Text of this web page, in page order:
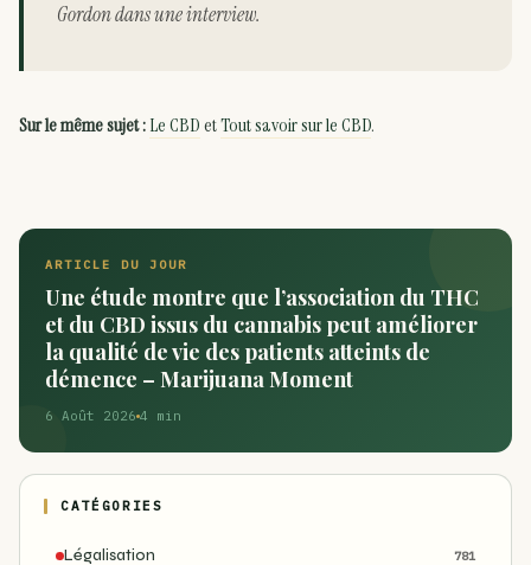
Gordon dans une interview.
Sur le même sujet :Le CBDetTout savoir sur le CBD.
ARTICLE DU JOUR
Une étude montre que l’association du THC
et du CBD issus du cannabis peut améliorer
la qualité de vie des patients atteints de
démence – Marijuana Moment
6 Août 2026 4 min
CATÉGORIES
Légalisation 781